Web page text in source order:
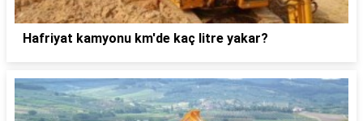
Hafriyat kamyonu km'de kaç litre yakar?